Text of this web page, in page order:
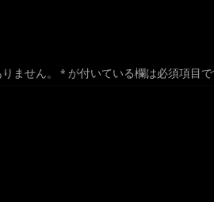
ません。 * が付いている欄は必須項目で